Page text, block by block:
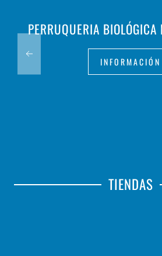
PERRUQUERIA
INFORMACIÓN
TIENDAS